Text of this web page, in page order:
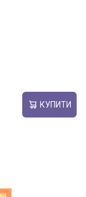
КУПИТИ